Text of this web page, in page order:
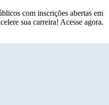
com inscrições abertas em
sua carreira! Acesse agora.